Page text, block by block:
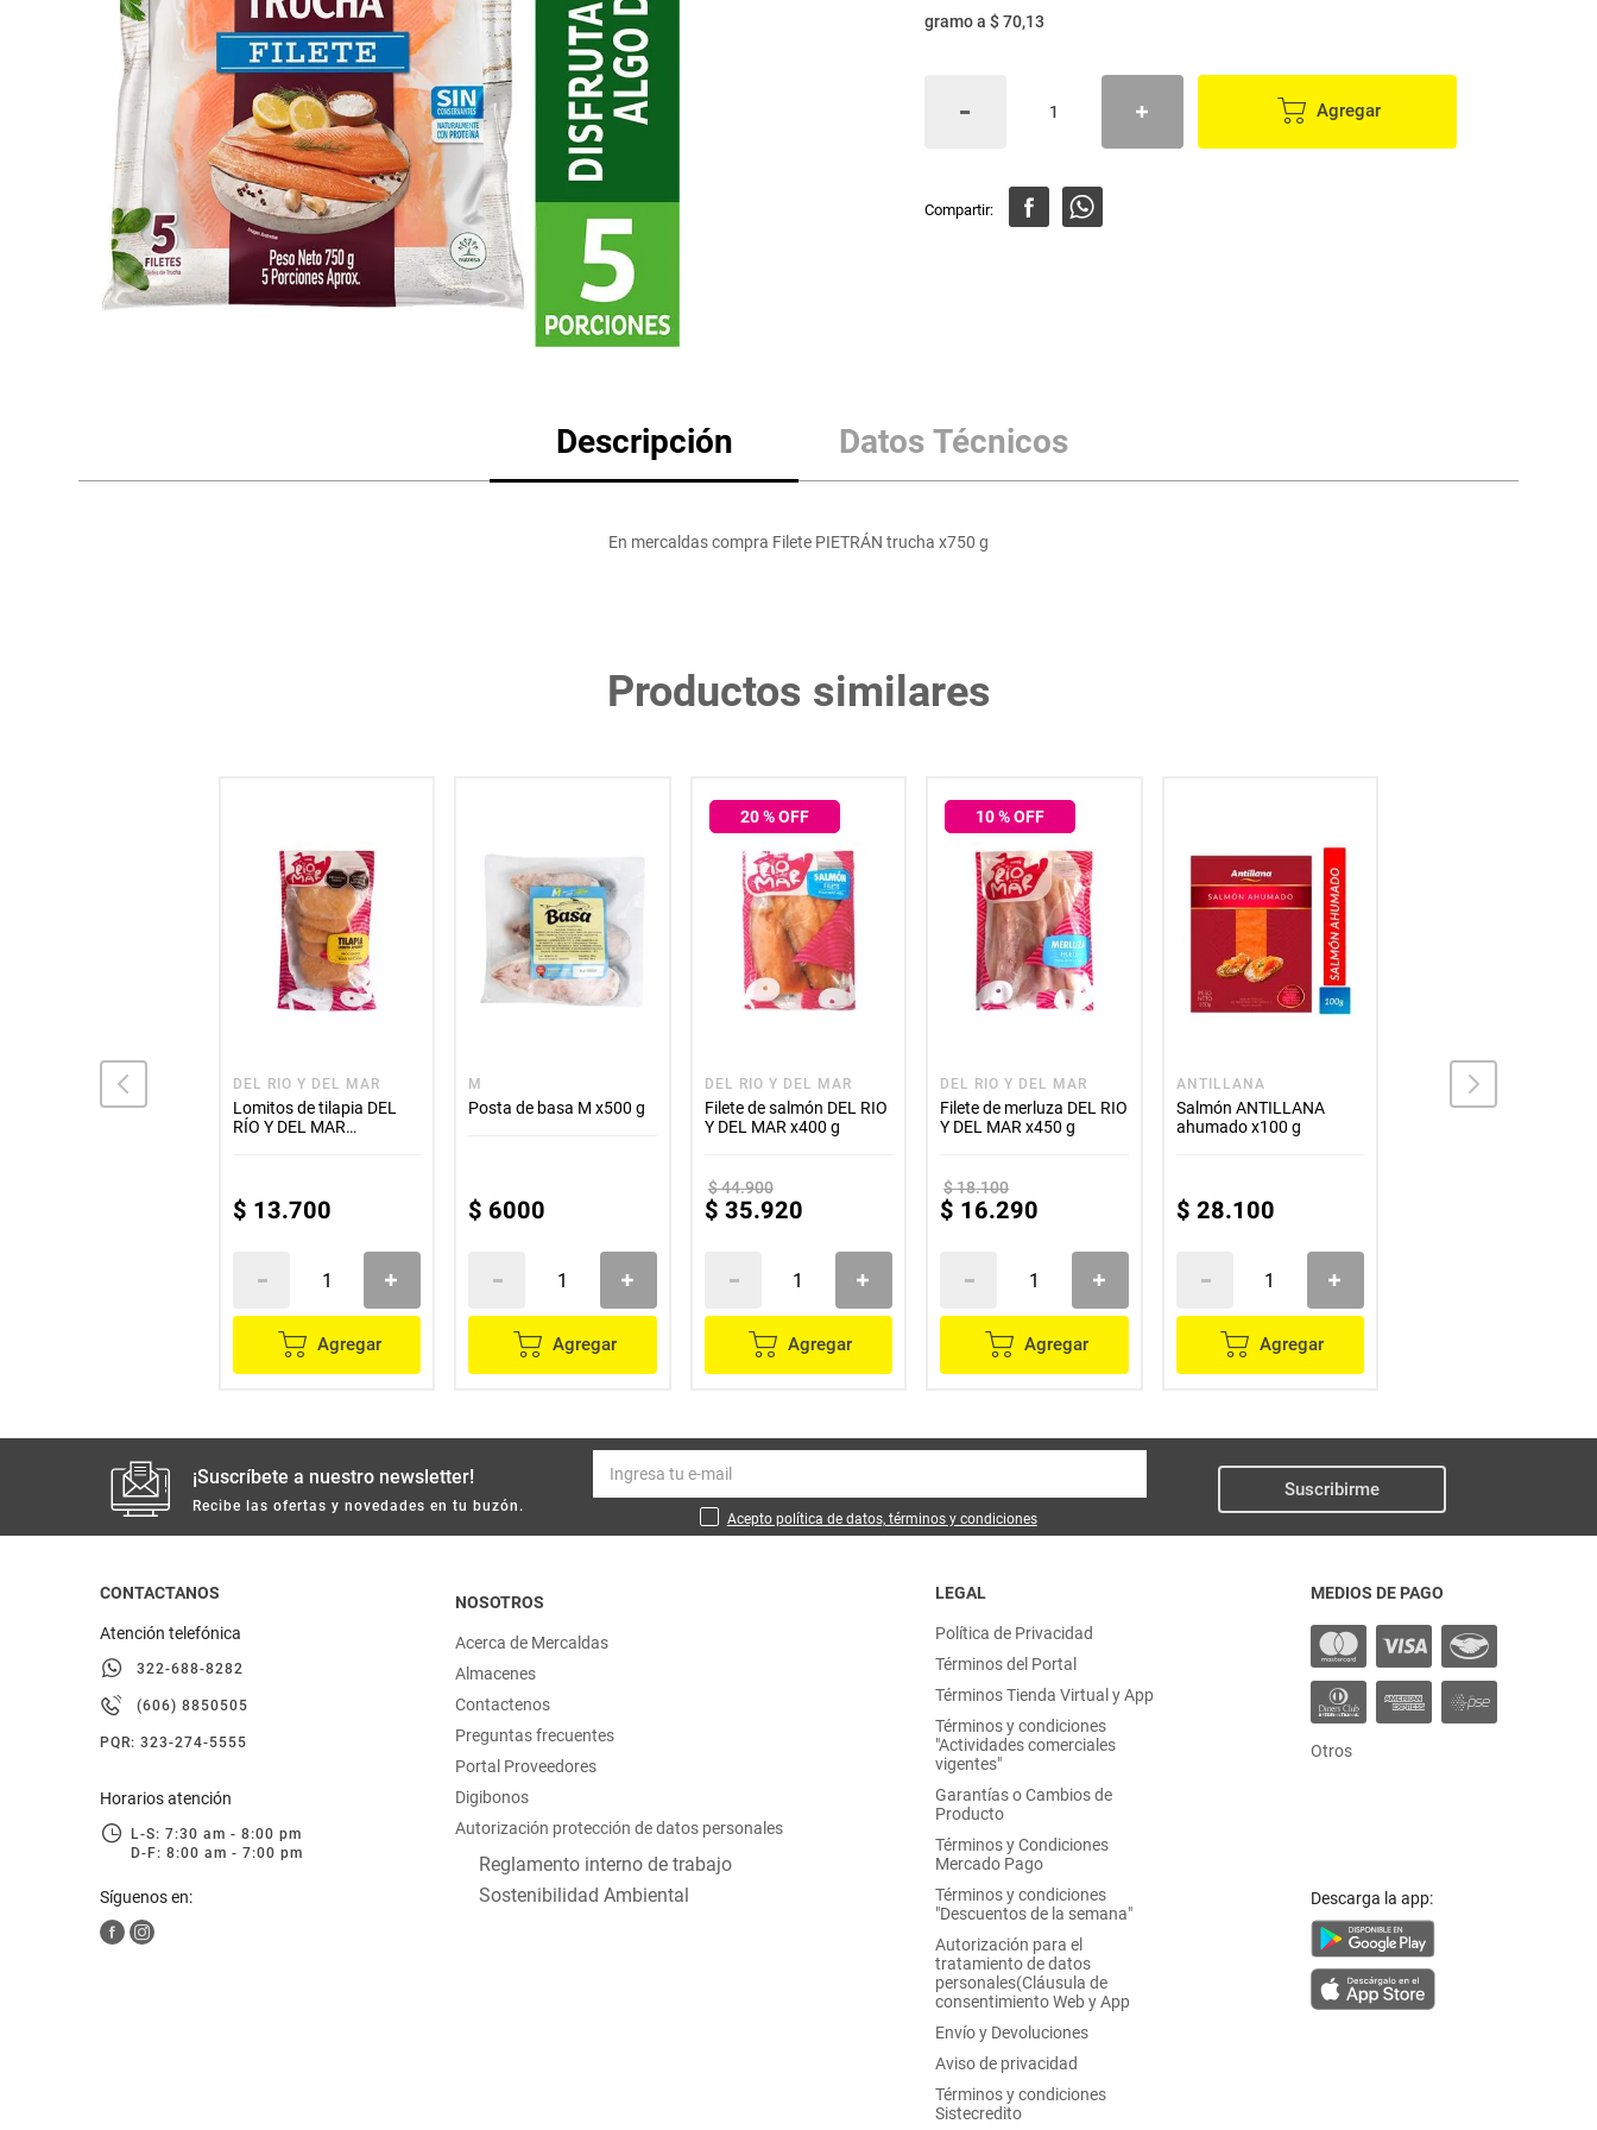
lácteos y refrigerados
vinos y licores
cuidado del bebé
mascotas
otros
gramoa $ 70,13
Agregar
Descripción Datos Técnicos
En mercaldas compra Filete PIETRÁN trucha x750 g
Productos similares
de salmón
DEL RIO Y DEL MAR
Lomitos de tilapia DEL
RÍO Y DEL MAR
$ 13.700
Agregar
M
Posta de basa M x500 g
$ 6000
Agregar
20% OFF
DEL RIO Y DEL MAR
Filete de salmón DEL RIO
Y DEL MAR x400 g
$44.900
$ 35.920
Agregar
10% OFF
DEL RIO Y DEL MAR
Filete de merluza DEL RIO
Y DEL MAR x450 g
$18.100
$ 16.290
Agregar
ANTILLANA
Salmón ANTILLANA
ahumado x100 g
$ 28.100
Agregar
Filete salmón M x1000 g
¡Suscríbete a nuestro newsletter!
Recibe las ofertas y novedades en tu buzón.
Acepto política de datos, términos y condiciones
Suscribirme
CONTACTANOS
Atención telefónica
322-688-8282
(606) 8850505
PQR: 323-274-5555
Horarios atención
L-S: 7:30 am - 8:00 pm
D-F: 8:00 am - 7:00 pm
Síguenos en:
NOSOTROS
Acerca de Mercaldas
Almacenes
Contactenos
Preguntas frecuentes
Portal Proveedores
Digibonos
Autorización protección de datos personales
Reglamento interno de trabajo
Sostenibilidad Ambiental
LEGAL
Política de Privacidad
Términos del Portal
Términos Tienda Virtual y App
Términos y condiciones
"Actividades comerciales
vigentes"
Garantías o Cambios de
Producto
Términos y Condiciones
Mercado Pago
Términos y condiciones
"Descuentos de la semana"
Autorización para el
tratamiento de datos
personales(Cláusula de
consentimiento Web y App
Envío y Devoluciones
Aviso de privacidad
Términos y condiciones
Sistecredito
MEDIOS DE PAGO
Otros
Descarga la app:
Mantequilla